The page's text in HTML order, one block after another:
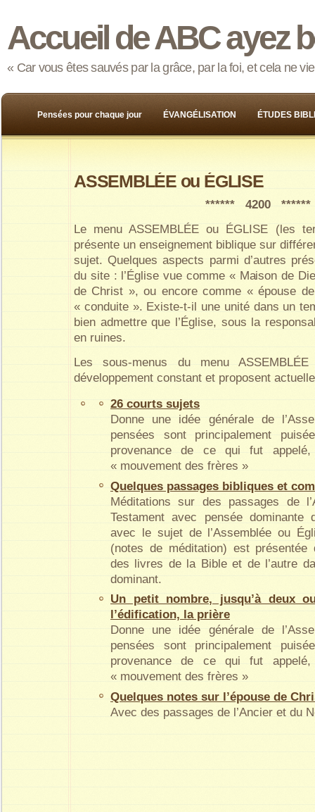
Accueil de ABC ayez
« Car vous êtes sauvés par la grâce, par la foi, et cela ne
Pensées pour chaque jour ÉVANGÉLISATION ÉTUDES
ASSEMBLÉE ou ÉGLISE
****** 4200 ******
Le menu ASSEMBLÉE ou ÉGLISE (les
présente un enseignement biblique sur
sujet. Quelques aspects parmi d’autres
du site : l’Église vue comme « Maison de
de Christ », ou encore comme « épouse
« conduite ». Existe-t-il une unité dans un
bien admettre que l’Église, sous la
en ruines.
Les sous-menus du menu
développement constant et proposent
26 courts sujets
Donne une idée générale de
pensées sont principalement
provenance de ce qui fut
« mouvement des frères »
Quelques passages bibliques et
Méditations sur des passages de
Testament avec pensée dominante
avec le sujet de l’Assemblée ou
(notes de méditation) est présentée
des livres de la Bible et de l’autre
dominant.
Un petit nombre, jusqu’à deux
l’édification, la prière
Donne une idée générale de
pensées sont principalement
provenance de ce qui fut
« mouvement des frères »
Quelques notes sur l’épouse de
Avec des passages de l’Ancier et du